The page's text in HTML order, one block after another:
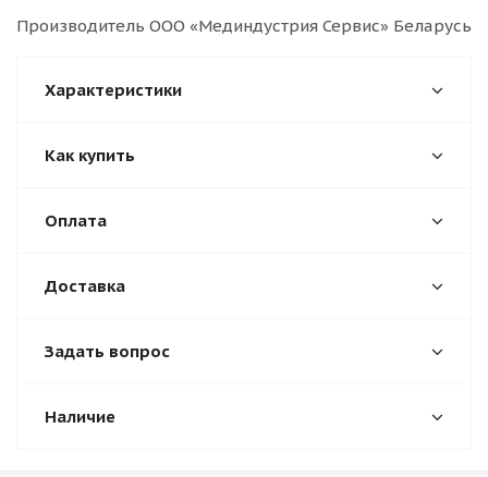
Производитель ООО «Мединдустрия Сервис» Беларусь
Характеристики
Как купить
Оплата
Доставка
Задать вопрос
Наличие